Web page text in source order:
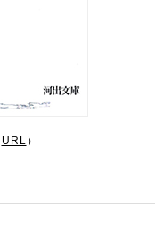
URL ）